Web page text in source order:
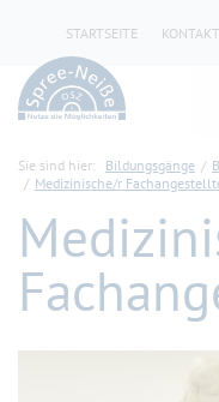
STARTSEITE KONTAKT
Sie sind hier: Bildungsgänge
Medizinische/r